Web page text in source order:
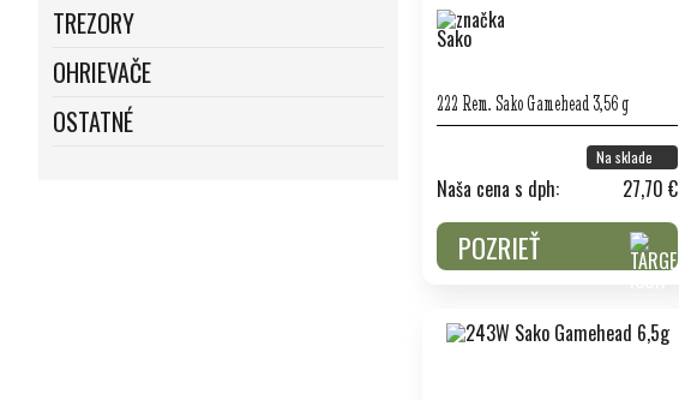
TREZORY
OHRIEVAČE
OSTATNÉ
222 Rem. Sako Gamehead 3,56 g
Na sklade
Naša cena s dph: 27,70 €
POZRIEŤ